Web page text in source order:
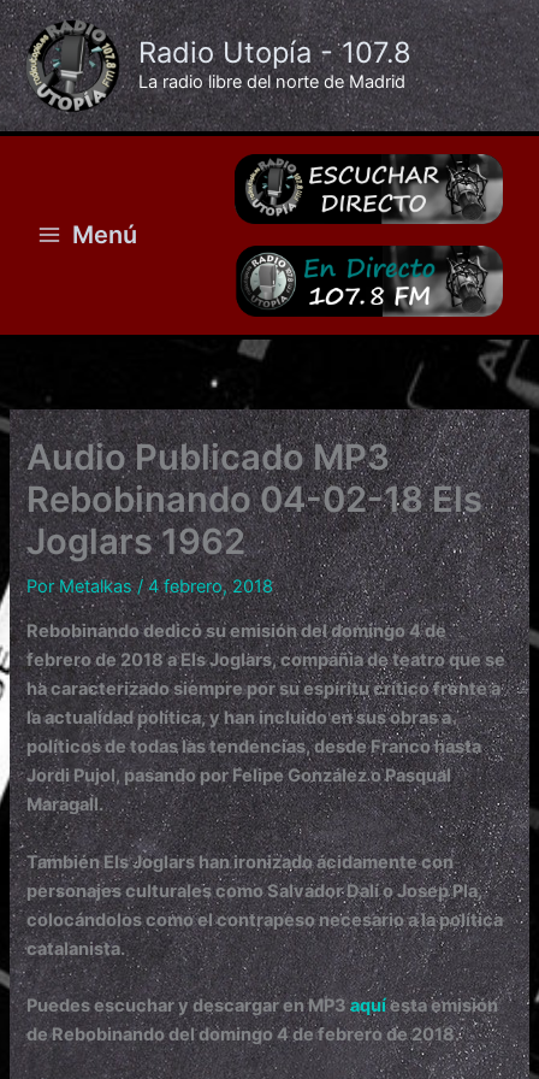
Ir
al
contenido
Radio Utopía - 107.8
La radio libre del norte de Madrid
Menú
Audio Publicado MP3
Rebobinando 04-02-18 Els
Joglars 1962
PorMetalkas/4 febrero, 2018
Rebobinando dedicó su emisión del domingo 4 de
febrero de 2018 a Els Joglars, compañia de teatro que se
ha caracterizado siempre por su espíritu crítico frente a
la actualidad política, y han incluido en sus obras a
políticos de todas las tendencias, desde Franco hasta
Jordi Pujol, pasando por Felipe González o Pasqual
Maragall.
También Els Joglars han ironizado ácidamente con
personajes culturales como Salvador Dalí o Josep Pla,
colocándolos como el contrapeso necesario a la política
catalanista.
Puedes escuchar y descargar en MP3aquíesta emisión
de Rebobinando del domingo 4 de febrero de 2018.